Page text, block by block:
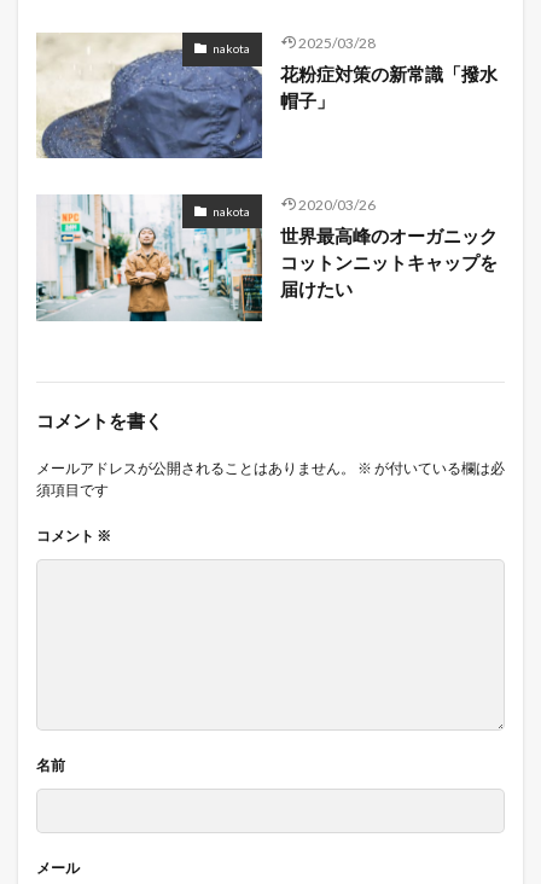
nakota 2025/03/28
花粉症対策の新常識「撥水
帽子」
nakota 2020/03/26
世界最高峰のオーガニック
コットンニットキャップを
届けたい
コメントを書く
メールアドレスが公開されることはありません。 ※ が付いている欄は必
須項目です
コメント ※
名前
メール